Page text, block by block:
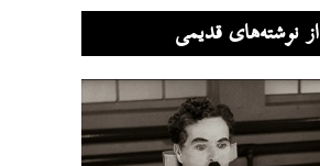
از نوشته‌های قدیمی